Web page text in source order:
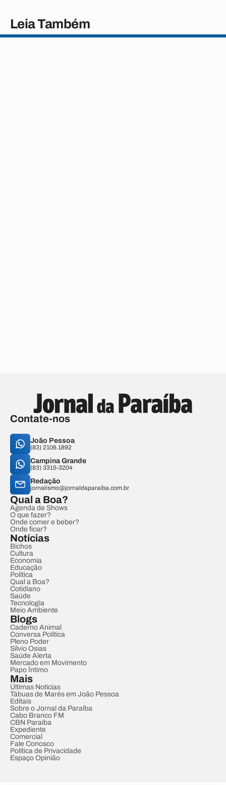
Leia Também
Contate-nos
João Pessoa
(83) 2106.1892
Campina Grande
(83) 3315-3204
Redação
jornalismo@jornaldaparaiba.com.br
Qual a Boa?
Agenda de Shows
O que fazer?
Onde comer e beber?
Onde ficar?
Notícias
Bichos
Cultura
Economia
Educação
Política
Qual a Boa?
Cotidiano
Saúde
Tecnologia
Meio Ambiente
Blogs
Caderno Animal
Conversa Política
Pleno Poder
Sílvio Osias
Saúde Alerta
Mercado em Movimento
Papo Íntimo
Mais
Últimas Notícias
Tábuas de Marés em João Pessoa
Editais
Sobre o Jornal da Paraíba
Cabo Branco FM
CBN Paraíba
Expediente
Comercial
Fale Conosco
Política de Privacidade
Espaço Opinião